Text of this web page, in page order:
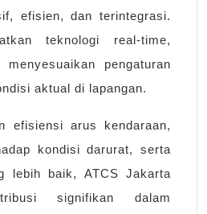
efisien, dan terintegrasi.
teknologi real-time,
pengaturan
aktual di lapangan.
efisiensi arus kendaraan,
kondisi darurat, serta
lebih baik, ATCS Jakarta
signifikan dalam